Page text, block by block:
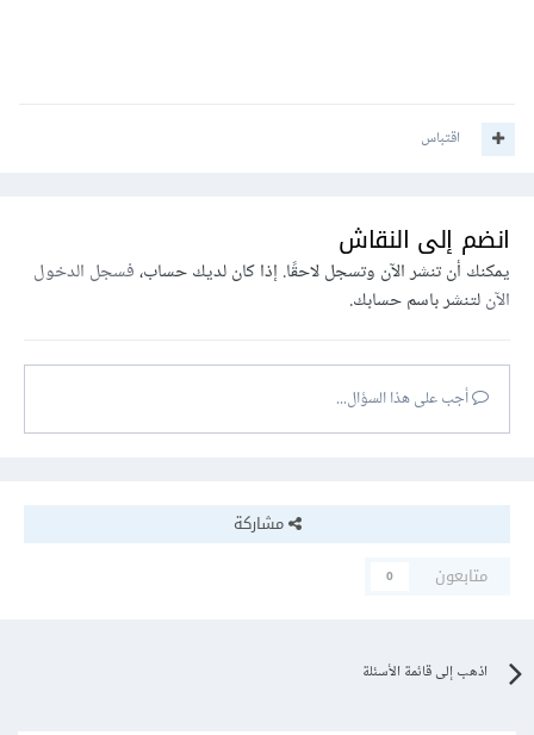
اقتباس
انضم إلى النقاش
يمكنك أن تنشر الآن وتسجل لاحقًا. إذا كان لديك حساب،فسجل الدخول
الآنلتنشر باسم حسابك.
أجب على هذا السؤال...
مشاركة
متابعون
0
اذهب إلى قائمة الأسئلة